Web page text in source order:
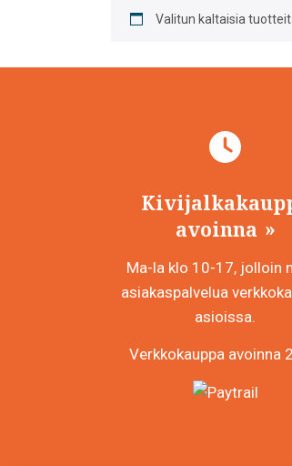
Valitun kaltaisia
avoinna
Ma-la klo 10-17, jolloin
asiakaspalvelua
asioissa.
Verkkokauppa avoinna